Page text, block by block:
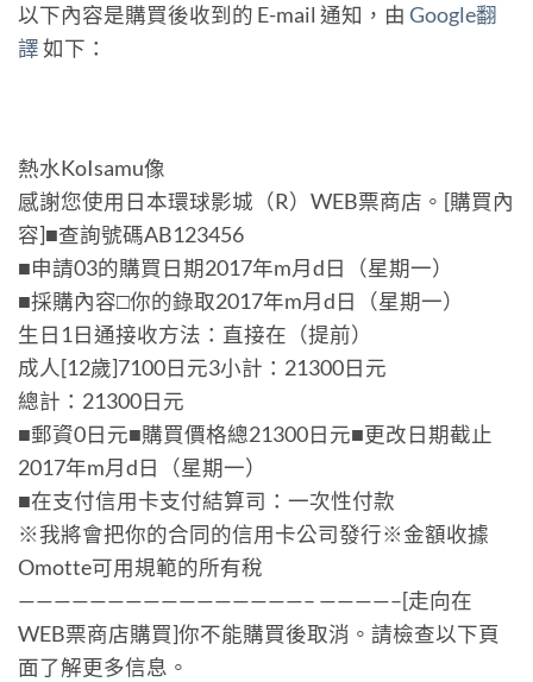
以下內容是購買後收到的 E-mail 通知，由 Google翻
譯如下：
熱水KoIsamu像
感謝您使用日本環球影城（R）WEB票商店。[購買內
容]■查詢號碼AB123456
■申請03的購買日期2017年m月d日（星期一）
■採購內容□你的錄取2017年m月d日（星期一）
生日1日通接收方法：直接在（提前）
成人[12歲]7100日元3小計：21300日元
總計：21300日元
■郵資0日元■購買價格總21300日元■更改日期截止
2017年m月d日（星期一）
■在支付信用卡支付結算司：一次性付款
※我將會把你的合同的信用卡公司發行※金額收據
Omotte可用規範的所有稅
————————————————– ————–[走向在
WEB票商店購買]你不能購買後取消。請檢查以下頁
面了解更多信息。